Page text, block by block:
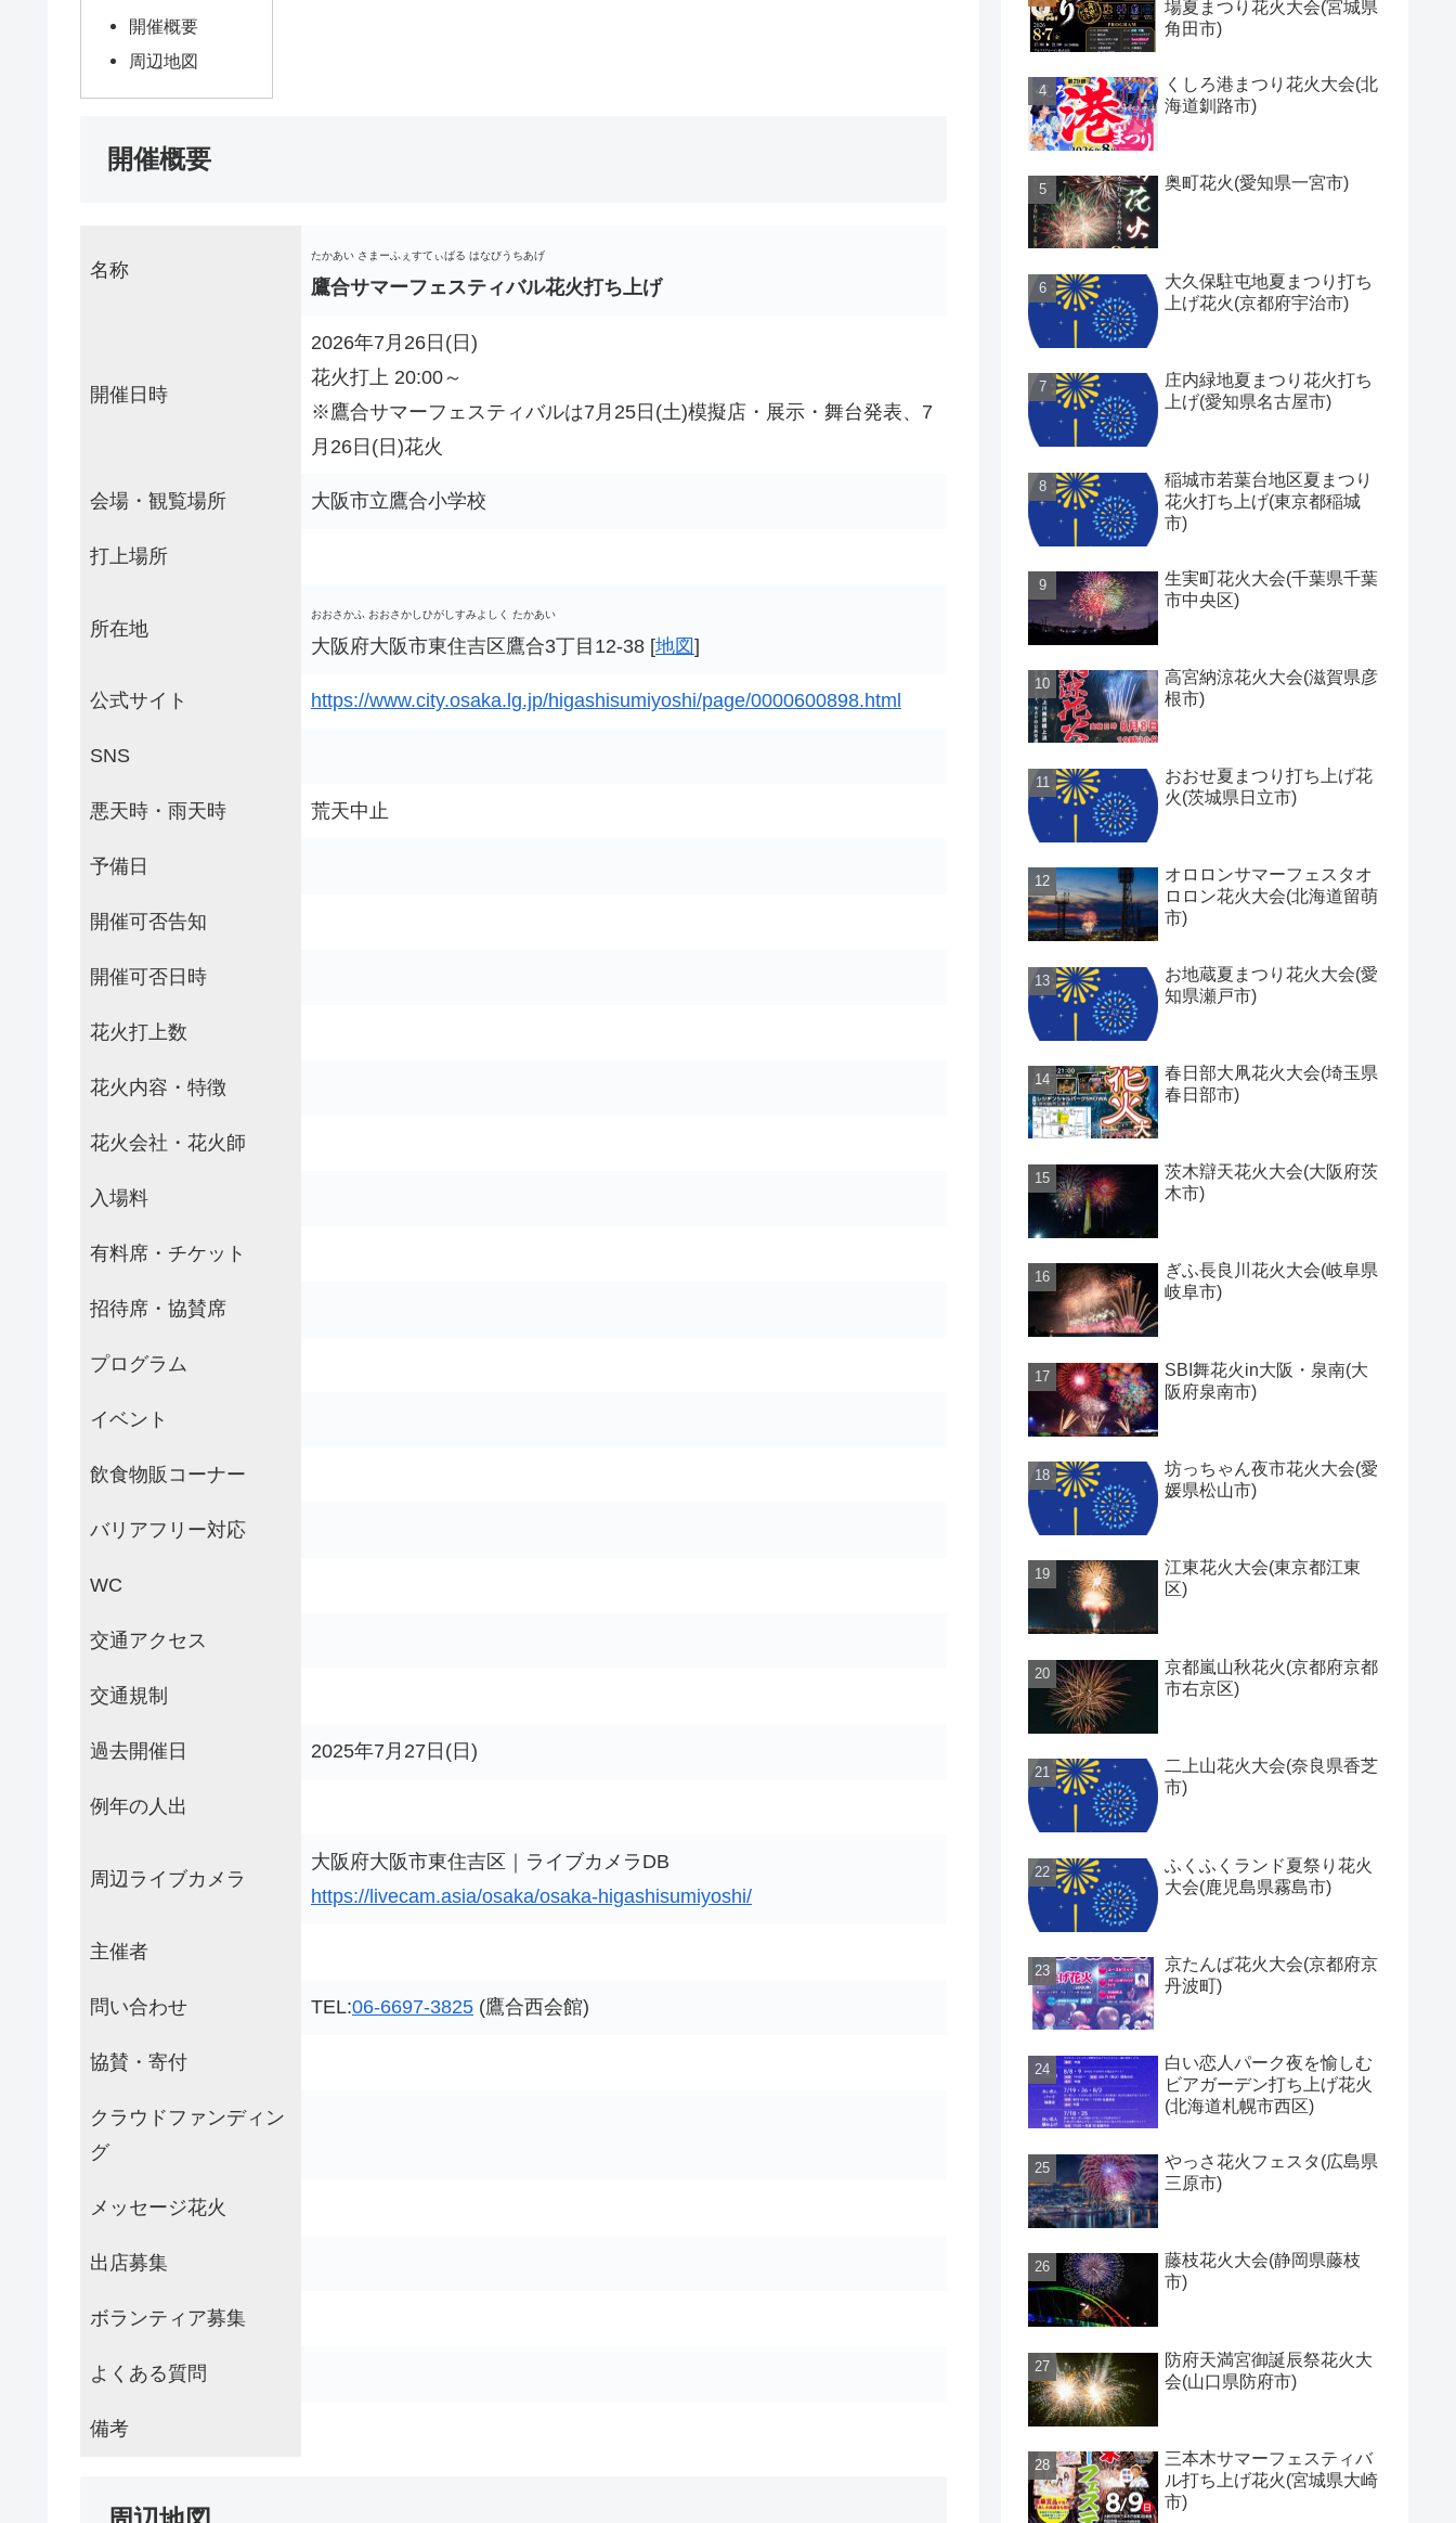
開催概要
周辺地図
開催概要
名称
たかあい さまーふぇすてぃばる はなびうちあげ
鷹合サマーフェスティバル花火打ち上げ
開催日時
2026年7月26日(日)
花火打上 20:00～
※鷹合サマーフェスティバルは7月25日(土)模擬店・展示・舞台発表、7
月26日(日)花火
会場・観覧場所 大阪市立鷹合小学校
打上場所
所在地
おおさかふ おおさかしひがしすみよしく たかあい
大阪府大阪市東住吉区鷹合3丁目12-38 [地図]
公式サイト https://www.city.osaka.lg.jp/higashisumiyoshi/page/0000600898.html
SNS
悪天時・雨天時 荒天中止
予備日
開催可否告知
開催可否日時
花火打上数
花火内容・特徴
花火会社・花火師
入場料
有料席・チケット
招待席・協賛席
プログラム
イベント
飲食物販コーナー
バリアフリー対応
WC
交通アクセス
交通規制
過去開催日 2025年7月27日(日)
例年の人出
周辺ライブカメラ
大阪府大阪市東住吉区｜ライブカメラDB
https://livecam.asia/osaka/osaka-higashisumiyoshi/
主催者
問い合わせ TEL:06-6697-3825 (鷹合西会館)
協賛・寄付
クラウドファンディン
グ
メッセージ花火
出店募集
ボランティア募集
よくある質問
備考
場夏まつり花火大会(宮城県
角田市)
くしろ港まつり花火大会(北
海道釧路市)
奥町花火(愛知県一宮市)
大久保駐屯地夏まつり打ち
上げ花火(京都府宇治市)
庄内緑地夏まつり花火打ち
上げ(愛知県名古屋市)
稲城市若葉台地区夏まつり
花火打ち上げ(東京都稲城
市)
生実町花火大会(千葉県千葉
市中央区)
高宮納涼花火大会(滋賀県彦
根市)
おおせ夏まつり打ち上げ花
火(茨城県日立市)
オロロンサマーフェスタオ
ロロン花火大会(北海道留萌
市)
お地蔵夏まつり花火大会(愛
知県瀬戸市)
春日部大凧花火大会(埼玉県
春日部市)
茨木辯天花火大会(大阪府茨
木市)
ぎふ長良川花火大会(岐阜県
岐阜市)
SBI舞花火in大阪・泉南(大
阪府泉南市)
坊っちゃん夜市花火大会(愛
媛県松山市)
江東花火大会(東京都江東
区)
京都嵐山秋花火(京都府京都
市右京区)
二上山花火大会(奈良県香芝
市)
ふくふくランド夏祭り花火
大会(鹿児島県霧島市)
京たんば花火大会(京都府京
丹波町)
白い恋人パーク夜を愉しむ
ビアガーデン打ち上げ花火
(北海道札幌市西区)
やっさ花火フェスタ(広島県
三原市)
藤枝花火大会(静岡県藤枝
市)
防府天満宮御誕辰祭花火大
会(山口県防府市)
三本木サマーフェスティバ
ル打ち上げ花火(宮城県大崎
市)